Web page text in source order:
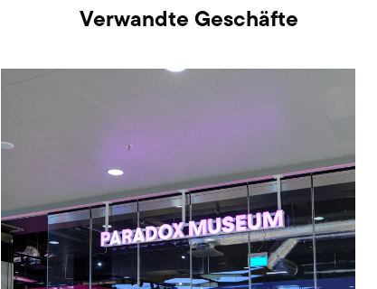
Verwandte Geschäfte